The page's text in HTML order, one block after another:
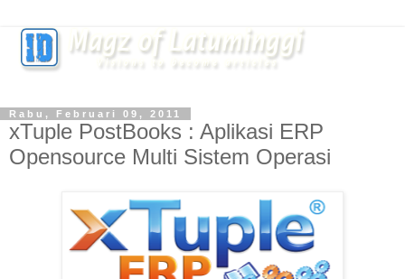
Rabu, Februari 09, 2011
xTuple PostBooks : Aplikasi ERP
Opensource Multi Sistem Operasi